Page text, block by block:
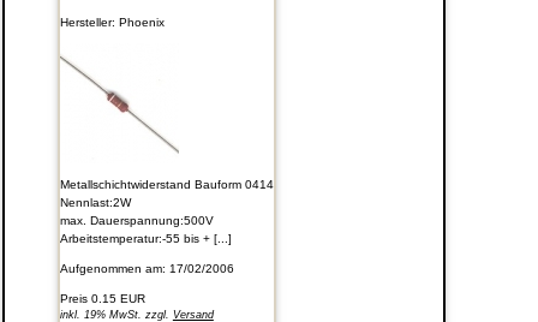
Hersteller: Phoenix
Metallschichtwiderstand Bauform 0414
Nennlast:2W
max. Dauerspannung:500V
Arbeitstemperatur:-55 bis + [...]
Aufgenommen am: 17/02/2006
Preis 0.15 EUR
inkl. 19% MwSt. zzgl. Versand